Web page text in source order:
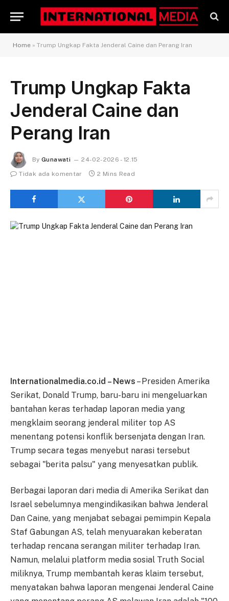
Home » Trump Ungkap Fakta Jenderal Caine dan Perang Iran
Trump Ungkap Fakta
Jenderal Caine dan
Perang Iran
By Gunawati
24-02-2026 - 12.15
Tidak ada komentar
2 Mins Read
Internationalmedia.co.id – News – Presiden Amerika
Serikat, Donald Trump, baru-baru ini mengeluarkan
bantahan keras terhadap laporan media yang
mengklaim seorang jenderal militer top AS
menentang potensi konflik bersenjata dengan Iran.
Trump secara tegas menyebut narasi tersebut
sebagai "berita palsu" yang menyesatkan publik.
Berbagai laporan dari media di Amerika Serikat dan
Israel sebelumnya mengindikasikan bahwa Jenderal
Dan Caine, yang menjabat sebagai pemimpin Kepala
Staf Gabungan AS, telah menyuarakan keberatan
terhadap rencana serangan militer terhadap Iran.
Namun, melalui platform media sosial Truth Social
miliknya, Trump membantah keras klaim tersebut,
menyatakan bahwa laporan mengenai Jenderal Caine